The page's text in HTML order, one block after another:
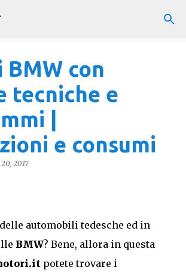
ai contenuti principali
con
tecniche e
|
e consumi
2017
automobili tedesche ed in
BMW? Bene, allora in questa
potete trovare i